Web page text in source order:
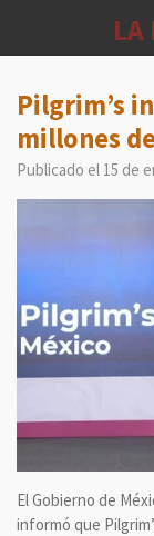
principal
LA
Pilgrim’s
millones
Publicado el 15 de
El Gobierno de
informó que